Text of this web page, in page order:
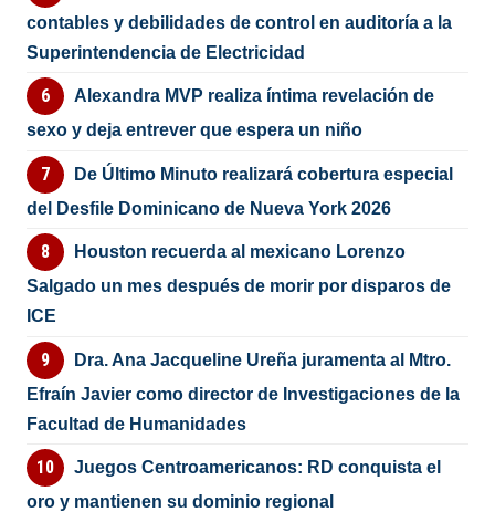
contables y debilidades de control en auditoría a la
Superintendencia de Electricidad
Alexandra MVP realiza íntima revelación de
sexo y deja entrever que espera un niño
De Último Minuto realizará cobertura especial
del Desfile Dominicano de Nueva York 2026
Houston recuerda al mexicano Lorenzo
Salgado un mes después de morir por disparos de
ICE
Dra. Ana Jacqueline Ureña juramenta al Mtro.
Efraín Javier como director de Investigaciones de la
Facultad de Humanidades
Juegos Centroamericanos: RD conquista el
oro y mantienen su dominio regional